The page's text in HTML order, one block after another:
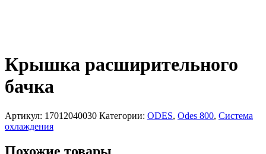
Крышка расширительного
бачка
Артикул: 17012040030 Категории: ODES, Odes 800, Система
охлаждения